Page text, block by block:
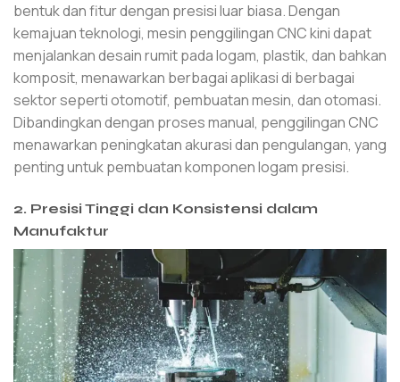
bentuk dan fitur dengan presisi luar biasa. Dengan
kemajuan teknologi, mesin penggilingan CNC kini dapat
menjalankan desain rumit pada logam, plastik, dan bahkan
komposit, menawarkan berbagai aplikasi di berbagai
sektor seperti otomotif, pembuatan mesin, dan otomasi.
Dibandingkan dengan proses manual, penggilingan CNC
menawarkan peningkatan akurasi dan pengulangan, yang
penting untuk pembuatan komponen logam presisi.
2. Presisi Tinggi dan Konsistensi dalam
Manufaktur